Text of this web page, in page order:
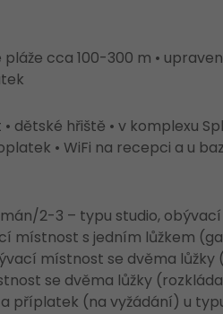
cca 100-300 m •
dětské hřiště • v komplexu
• WiFi na recepci a u
2-3 – typu studio,
místnost s jedním lůžkem
místnost se dvěma lůžky
se dvěma lůžky
příplatek (na vyžádání) u